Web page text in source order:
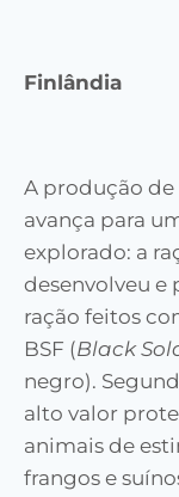
Finlândia
A produção
avança para
explorado: a
desenvolveu e
ração feitos
BSF (Black
negro).
alto valor
animais de
frangos e